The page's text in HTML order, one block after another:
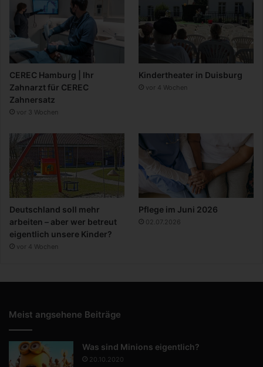
CEREC Hamburg | Ihr
Zahnarzt für CEREC
Zahnersatz
vor 3 Wochen
Kindertheater in Duisburg
vor 4 Wochen
Deutschland soll mehr
arbeiten – aber wer betreut
eigentlich unsere Kinder?
vor 4 Wochen
Pflege im Juni 2026
02.07.2026
Meist angsehene Beiträge
Was sind Minions eigentlich?
20.10.2020